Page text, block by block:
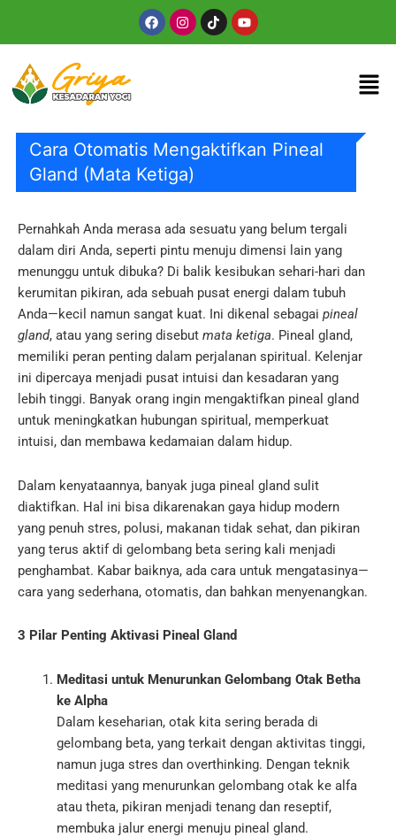
FacebookInstagram
TiktokYoutube
Cara Otomatis Mengaktifkan Pineal
Gland (Mata Ketiga)
Pernahkah Anda merasa ada sesuatu yang belum tergali
dalam diri Anda, seperti pintu menuju dimensi lain yang
menunggu untuk dibuka? Di balik kesibukan sehari-hari dan
kerumitan pikiran, ada sebuah pusat energi dalam tubuh
Anda—kecil namun sangat kuat. Ini dikenal sebagai pineal
gland, atau yang sering disebut mata ketiga. Pineal gland,
memiliki peran penting dalam perjalanan spiritual. Kelenjar
ini dipercaya menjadi pusat intuisi dan kesadaran yang
lebih tinggi. Banyak orang ingin mengaktifkan pineal gland
untuk meningkatkan hubungan spiritual, memperkuat
intuisi, dan membawa kedamaian dalam hidup.
Dalam kenyataannya, banyak juga pineal gland sulit
diaktifkan. Hal ini bisa dikarenakan gaya hidup modern
yang penuh stres, polusi, makanan tidak sehat, dan pikiran
yang terus aktif di gelombang beta sering kali menjadi
penghambat. Kabar baiknya, ada cara untuk mengatasinya—
cara yang sederhana, otomatis, dan bahkan menyenangkan.
3 Pilar Penting Aktivasi Pineal Gland
Meditasi untuk Menurunkan Gelombang Otak Betha
ke Alpha
Dalam keseharian, otak kita sering berada di
gelombang beta, yang terkait dengan aktivitas tinggi,
namun juga stres dan overthinking. Dengan teknik
meditasi yang menurunkan gelombang otak ke alfa
atau theta, pikiran menjadi tenang dan reseptif,
membuka jalur energi menuju pineal gland.